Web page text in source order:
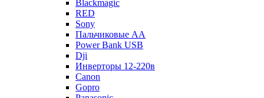
Blackmagic
RED
Sony
Пальчиковые AA
Power Bank USB
Dji
Инверторы 12-220в
Canon
Gopro